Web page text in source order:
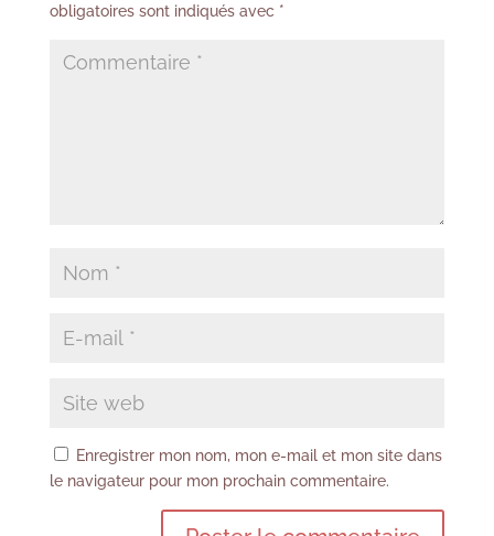
obligatoires sont indiqués avec *
Enregistrer mon nom, mon e-mail et mon site dans
le navigateur pour mon prochain commentaire.